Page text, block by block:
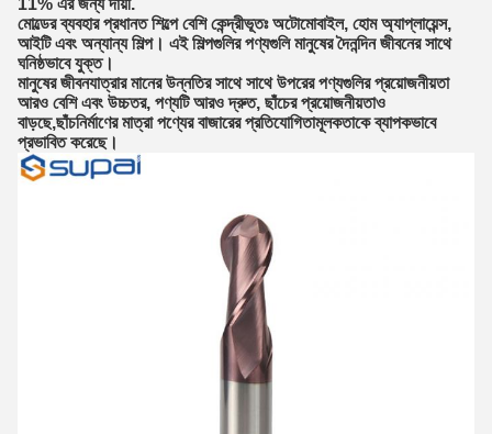
11% এর জন্য দায়ী.
মোল্ডের ব্যবহার প্রধানত শিল্পে বেশি কেন্দ্রীভূতঃ অটোমোবাইল, হোম অ্যাপ্লায়েন্স,
আইটি এবং অন্যান্য শিল্প। এই শিল্পগুলির পণ্যগুলি মানুষের দৈনন্দিন জীবনের সাথে
ঘনিষ্ঠভাবে যুক্ত।
মানুষের জীবনযাত্রার মানের উন্নতির সাথে সাথে উপরের পণ্যগুলির প্রয়োজনীয়তা
আরও বেশি এবং উচ্চতর, পণ্যটি আরও দ্রুত, ছাঁচের প্রয়োজনীয়তাও
বাড়ছে,ছাঁচনির্মাণের মাত্রা পণ্যের বাজারের প্রতিযোগিতামূলকতাকে ব্যাপকভাবে
প্রভাবিত করেছে।